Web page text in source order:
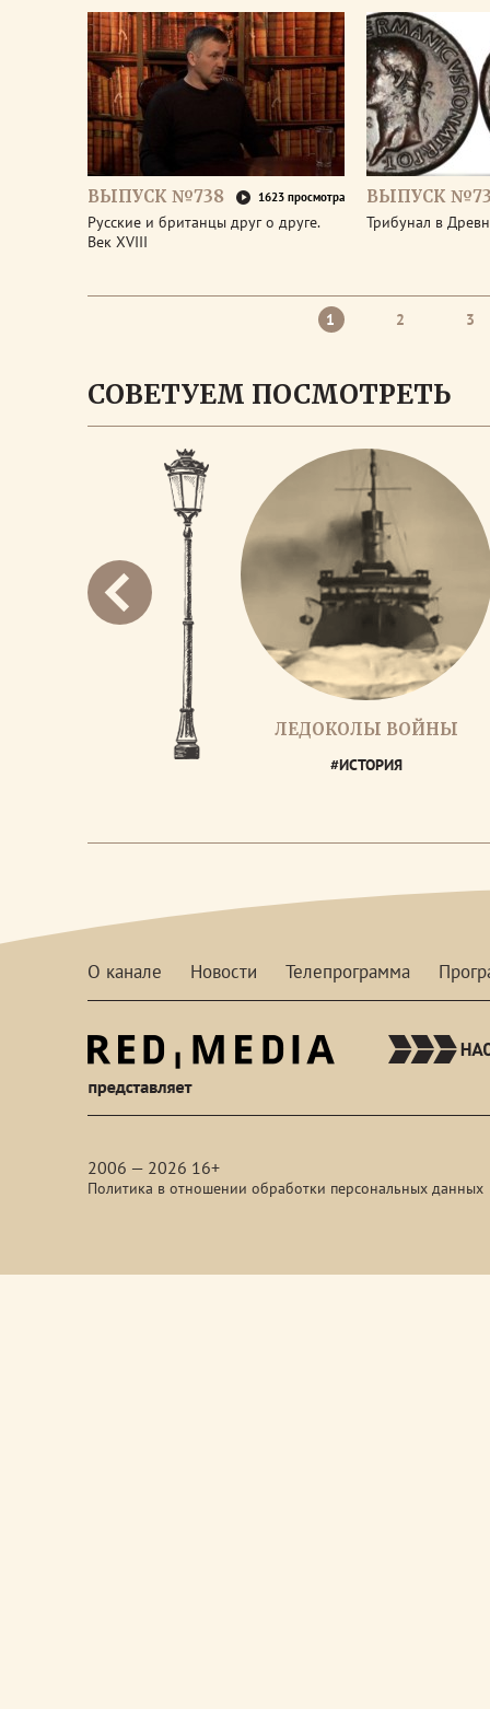
ВЫПУСК №738 1623 просмотра
Русские и британцы друг о друге.
Век XVIII
ВЫПУСК
Трибунал в
1 2 3
СОВЕТУЕМ ПОСМОТРЕТЬ
ЛЕДОКОЛЫ ВОЙНЫ
#ИСТОРИЯ
О канале Новости Телепрограмма
2006 — 2026 16+
Политика в отношении обработки персональных данных